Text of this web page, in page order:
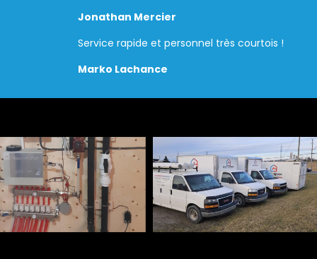
Jonathan Mercier
Service rapide et personnel très courtois !
Marko Lachance